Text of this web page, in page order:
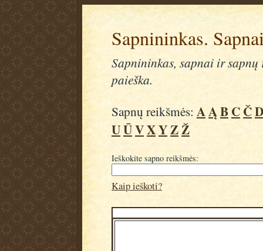
Sapnininkas.
Sapnininkas, sapnai ir
paieška.
Sapnų reikšmės: AĄBCČD
UŪVXYZŽ
Ieškokite sapno reikšmės:
Kaip ieškoti?